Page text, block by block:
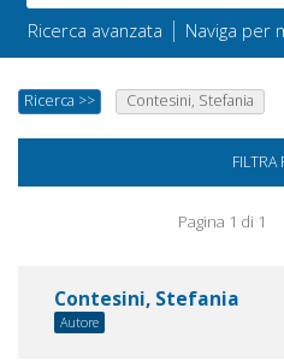
Ricerca avanzata | Naviga per
Ricerca >> Contesini, Stefania
FILTRA
Pagina 1 di 1
Contesini, Stefania
Autore